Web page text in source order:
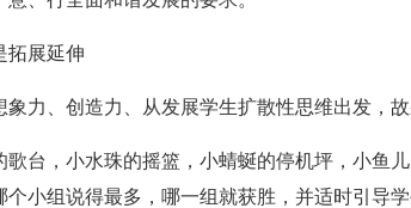
拓展延伸
象力、创造力、从发展学生扩散性思维出发，故
歌台，小水珠的摇篮，小蜻蜒的停机坪，小鱼
小组说得最多，哪一组就获胜，并适时引导